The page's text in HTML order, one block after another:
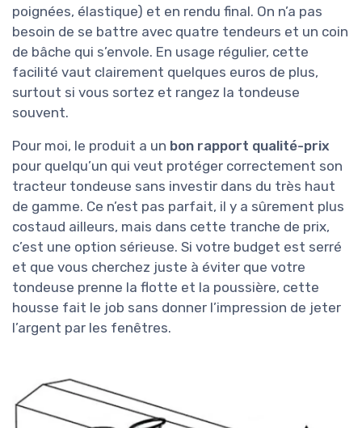
poignées, élastique) et en rendu final. On n’a pas
besoin de se battre avec quatre tendeurs et un coin
de bâche qui s’envole. En usage régulier, cette
facilité vaut clairement quelques euros de plus,
surtout si vous sortez et rangez la tondeuse
souvent.
Pour moi, le produit a un bon rapport qualité-prix
pour quelqu’un qui veut protéger correctement son
tracteur tondeuse sans investir dans du très haut
de gamme. Ce n’est pas parfait, il y a sûrement plus
costaud ailleurs, mais dans cette tranche de prix,
c’est une option sérieuse. Si votre budget est serré
et que vous cherchez juste à éviter que votre
tondeuse prenne la flotte et la poussière, cette
housse fait le job sans donner l’impression de jeter
l’argent par les fenêtres.